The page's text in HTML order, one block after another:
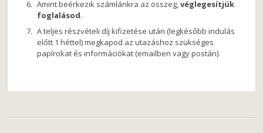
Amint beérkezik számlánkra az összeg,véglegesítjük
foglalásod.
A teljes részvételi díj kifizetése után (legkésőbb indulás
előtt 1 héttel) megkapod az utazáshoz szükséges
papírokat és információkat (emailben vagy postán).